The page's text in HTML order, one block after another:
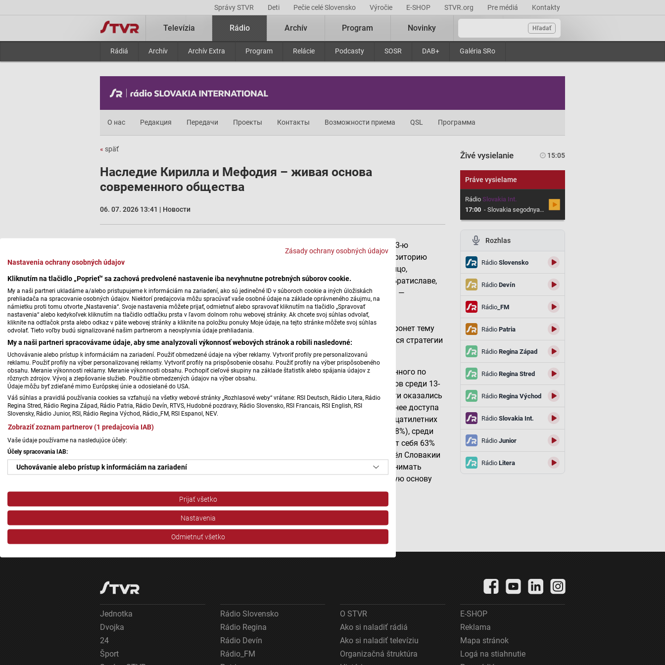
Zásady ochrany osobných údajov
Nastavenia ochrany osobných údajov
Kliknutím na tlačidlo „Poprieť“ sa zachová predvolené nastavenie iba nevyhnutne potrebných súborov cookie.
My a naši partneri ukladáme a/alebo pristupujeme k informáciám na zariadení, ako sú jedinečné ID v súboroch cookie a iných úložiskách
prehliadača na spracovanie osobných údajov. Niektorí predajcovia môžu spracúvať vaše osobné údaje na základe oprávneného záujmu, na
námietku proti tomu otvorte „Nastavenia“. Svoje nastavenia môžete prijať, odmietnuť alebo spravovať kliknutím na tlačidlo „Spravovať
nastavenia“ alebo kedykoľvek kliknutím na tlačidlo odtlačku prsta v ľavom dolnom rohu webovej stránky. Ak chcete svoj súhlas odvolať,
kliknite na odtlačok prsta alebo odkaz v päte webovej stránky a kliknite na položku ponuky Moje údaje, na tejto stránke môžete svoj súhlas
odvolať. Tieto voľby budú signalizované našim partnerom a neovplyvnia údaje prehliadania.
My a naši partneri spracovávame údaje, aby sme analyzovali výkonnosť webových stránok a robili nasledovné:
Uchovávanie alebo prístup k informáciám na zariadení. Použiť obmedzené údaje na výber reklamy. Vytvoriť profily pre personalizovanú
reklamu. Použiť profily na výber personalizovanej reklamy. Vytvoriť profily na prispôsobenie obsahu. Použiť profily na výber prispôsobeného
obsahu. Meranie výkonnosti reklamy. Meranie výkonnosti obsahu. Pochopiť cieľové skupiny na základe štatistík alebo spájania údajov z
rôznych zdrojov. Vývoj a zlepšovanie služieb. Použitie obmedzených údajov na výber obsahu.
Údaje môžu byť zdieľané mimo Európskej únie a odosielané do USA.
Váš súhlas a pravidlá používania cookies sa vzťahujú na všetky webové stránky „Rozhlasové weby“ vrátane: RSI Deutsch, Rádio Litera, Rádio
Regina Stred, Rádio Regina Západ, Rádio Patria, Rádio Devín, RTVS, Hudobné pozdravy, Rádio Slovensko, RSI Francais, RSI English, RSI
Slovensky, Rádio Junior, RSI, Rádio Regina Východ, Rádio_FM, RSI Espanol, NEV.
Zobraziť zoznam partnerov (1 predajcovia IAB)
Vaše údaje používame na nasledujúce účely:
Účely spracovania IAB:
Uchovávanie alebo prístup k informáciám na zariadení
Vytvoriť profily pre personalizovanú reklamu
Použiť profily na výber personalizovanej reklamy
Meranie výkonnosti reklamy
Pochopiť cieľové skupiny na základe štatistík alebo spájania údajov z rôznych zdrojov
Vývoj a zlepšovanie služieb
Prijať všetko
Nastavenia
Odmietnuť všetko
Správy STVR Deti Pečie celé Slovensko Výročie E-SHOP STVR.org Pre médiá Kontakty
Hľadať
Televízia Rádio
Rádiá Archív Archív Extra Program Relácie Podcasty SOSR DAB+ Galéria SRo
Archív Program Novinky
О нас Редакция Передачи Проекты Контакты Возможности приема QSL Программа
« späť
Наследие Кирилла и Мефодия – живая основа
современного общества
06. 07. 2026 13:41 | Новости
В воскресенье, 5 июля, Словакия отметила 1163-ю
годовщину прихода Кирилла и Мефодия на территорию
Великой Моравии. Премьер-министр Роберт Фицо,
выступавший на торжествах в замке Девин в Братиславе,
избрал ключевым словом своей речи «диалог» —
подчеркнув, что именно дипломатия и умение
договариваться были условием успеха миссии
просветителей. Он также анонсировал, что затронет тему
ценностных ориентиров Словакии и готовящейся стратегии
развития страны до 2040 года.
По случаю праздника Управление уполномоченного по
правам детей опубликовало результаты опросов среди 13-
и 17-летних словаков: вера и духовные ценности оказались
в числе главных приоритетов молодёжи — важнее доступа
в интернет и брендовой одежды. Среди тринадцатилетних
вера заняла четвёртое место по значимости (78%), среди
старших подростков к ней открыто причисляют себя 63%
опрошенных. Председатель Союза городов и сёл Словакии
Йозеф Божик, в свою очередь, призвал воспринимать
традиции не как память о прошлом, а как живую основу
современного общества.
Источник: TASR
Živé vysielanie 15:05
Práve vysielame
RádioSlovakia Int.
17:00 - Slovakia segodnya, Magazin o Slovensku v ruskom jazyku
Rozhlas
RádioSlovensko
RádioDevín
Rádio_FM
RádioPatria
RádioRegina Západ
RádioRegina Stred
RádioRegina Východ
RádioSlovakia Int.
RádioJunior
RádioLitera
Jednotka
Dvojka
24
Šport
Rádio Slovensko
Rádio Regina
Rádio Devín
Rádio_FM
O STVR
Ako si naladiť rádiá
Ako si naladiť televíziu
Organizačná štruktúra
E-SHOP
Reklama
Mapa stránok
Logá na stiahnutie